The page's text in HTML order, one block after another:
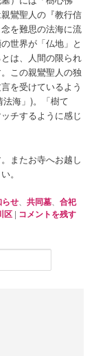
鸞聖人の『教行信
を難思の法海に流
世界が「仏地」と
は、人間の限られ
この親鸞聖人の独
を受けているよう
海」)。「樹て
チするように感じ
またお寺へお越し
。
らせ 、共同墓 、合祀
区 | コメントを残す